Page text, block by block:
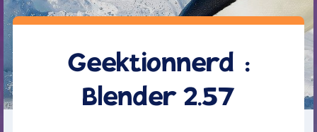
Geektionnerd :
Blender 2.57